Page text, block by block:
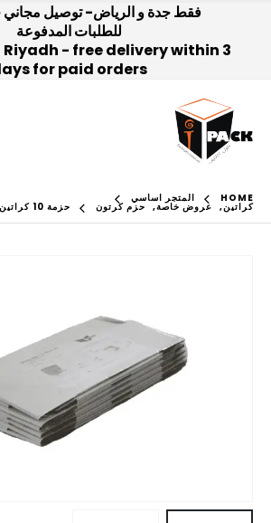
للطلبات المدفوعة
- free delivery within 3
for paid orders
HOME المتجر اساسي
كراتين, عروض خاصة, حزم كرتون حزمة 10 كراتين IP10